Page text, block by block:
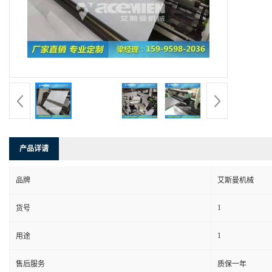
产品详请
品牌 艾斯曼机械
货号 1
用途 1
售后服务 质保一年